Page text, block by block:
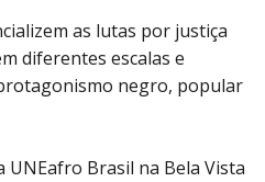
as lutas por justiça
diferentes escalas e
negro, popular
UNEafro Brasil na Bela Vista